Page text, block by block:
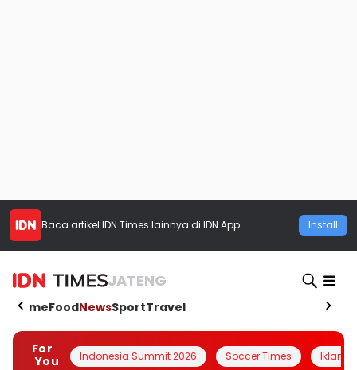
Baca artikel IDN Times lainnya di IDN App Install
JATENG
HomeFoodNewsSportTravel
For
You
Indonesia Summit 2026 Soccer Times Iklanin